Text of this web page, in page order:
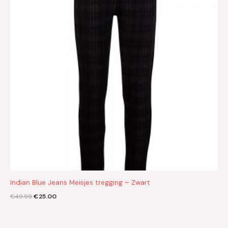
Indian Blue Jeans Meisjes tregging – Zwart
€49.99€25.00